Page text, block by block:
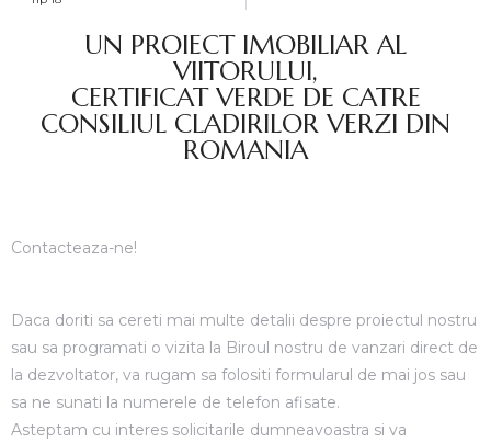
UN PROIECT IMOBILIAR AL
VIITORULUI,
CERTIFICAT VERDE DE CATRE
CONSILIUL CLADIRILOR VERZI DIN
ROMANIA
Contacteaza-ne!
Daca doriti sa cereti mai multe detalii despre proiectul nostru
sau sa programati o vizita la Biroul nostru de vanzari direct de
la dezvoltator, va rugam sa folositi formularul de mai jos sau
sa ne sunati la numerele de telefon afisate.
Asteptam cu interes solicitarile dumneavoastra si va